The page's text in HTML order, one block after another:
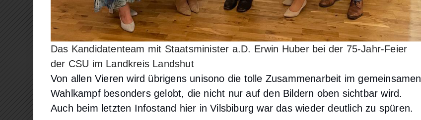
Das Kandidatenteam mit Staatsminister a.D. Erwin Huber bei der 75-Jahr-Feier
der CSU im Landkreis Landshut
Von allen Vieren wird übrigens unisono die tolle Zusammenarbeit im gemeinsamen
Wahlkampf besonders gelobt, die nicht nur auf den Bildern oben sichtbar wird.
Auch beim letzten Infostand hier in Vilsbiburg war das wieder deutlich zu spüren.